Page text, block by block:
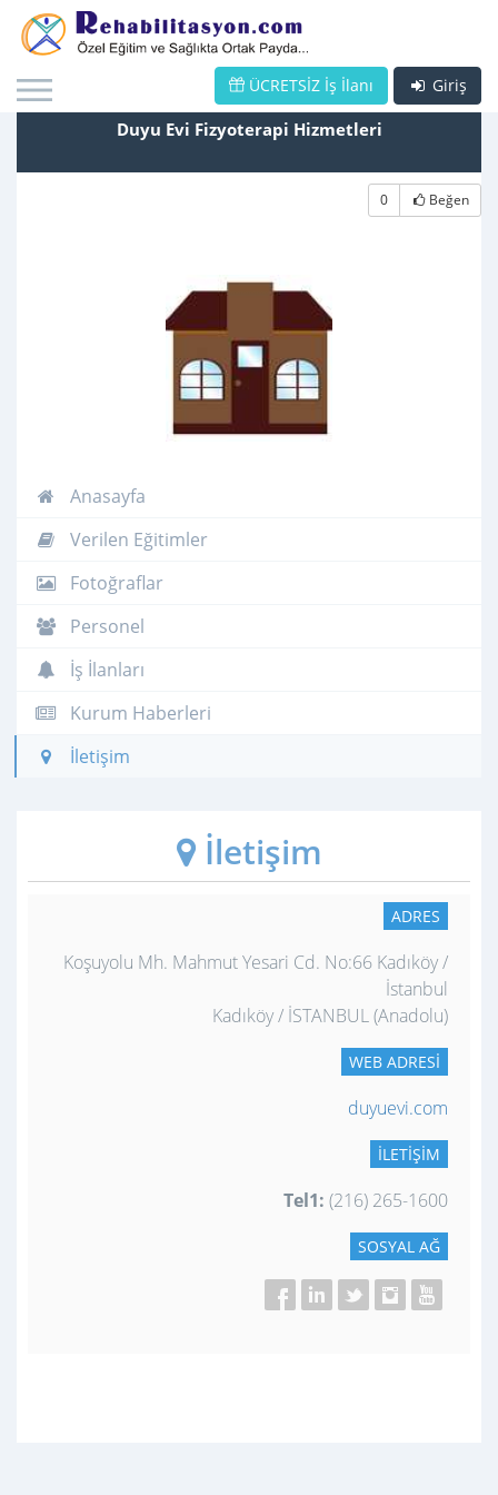
Giriş
ÜCRETSİZ İş İlanı
Duyu Evi Fizyoterapi Hizmetleri
0 Beğen
Anasayfa
Verilen Eğitimler
Fotoğraflar
Personel
İş İlanları
Kurum Haberleri
İletişim
İletişim
ADRES
Koşuyolu Mh. Mahmut Yesari Cd. No:66 Kadıköy /
İstanbul
Kadıköy / İSTANBUL (Anadolu)
WEB ADRESI
duyuevi.com
İLETIŞIM
Tel1: (216) 265-1600
SOSYAL AĞ